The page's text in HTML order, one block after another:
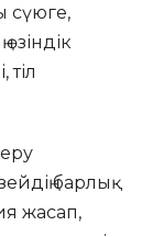
сүюге,
тіл
барлық
жасап,